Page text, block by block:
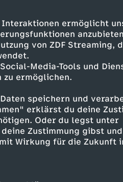
ermöglicht
von ZDF Streaming,
Media-Tools und
zu ermöglichen.
speichern und
erklärst du deine
Oder du legst unter
Zustimmung gibst
Wirkung für die Zukunft
parlament